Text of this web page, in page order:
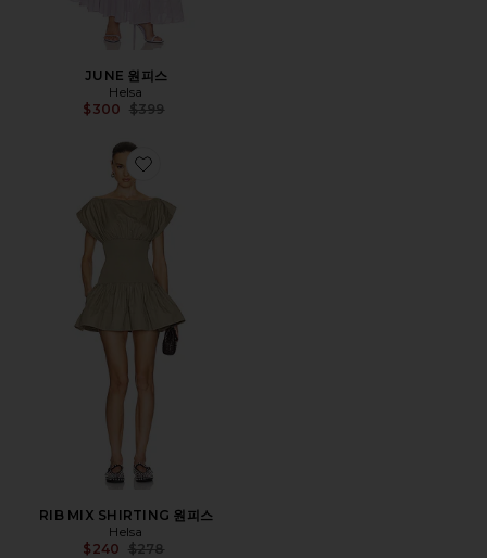
JUNE 원피스
Helsa
$300 Previous price:
$399
Favorite RIB MIX SHIRTING 원피스
RIB MIX SHIRTING 원피스
Helsa
$240 Previous price:
$278